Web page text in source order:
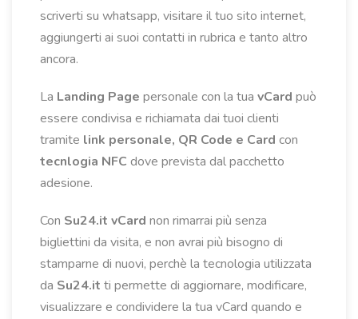
scriverti su whatsapp, visitare il tuo sito internet,
aggiungerti ai suoi contatti in rubrica e tanto altro
ancora.
La Landing Page personale con la tua vCard può
essere condivisa e richiamata dai tuoi clienti
tramite link personale, QR Code e Card con
tecnlogia NFC dove prevista dal pacchetto
adesione.
Con Su24.it vCard non rimarrai più senza
bigliettini da visita, e non avrai più bisogno di
stamparne di nuovi, perchè la tecnologia utilizzata
da Su24.it ti permette di aggiornare, modificare,
visualizzare e condividere la tua vCard quando e